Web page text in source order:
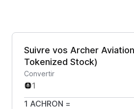
Suivre vos Archer
Tokenized Stock)
Convertir
1 ACHRON =